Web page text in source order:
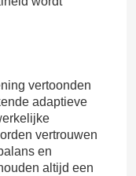
vertoonden
adaptieve
vertrouwen
en
altijd een